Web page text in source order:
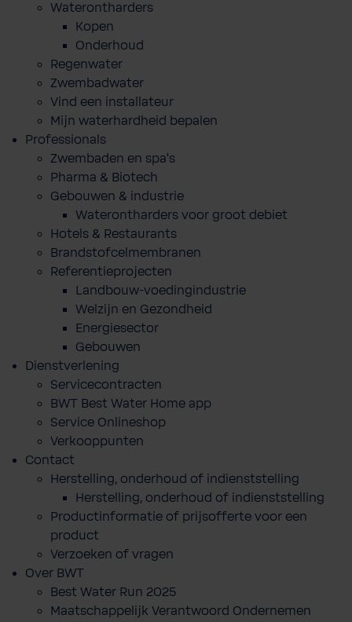
Waterontharders
Kopen
Onderhoud
Regenwater
Zwembadwater
Vind een installateur
Mijn waterhardheid bepalen
Professionals
Zwembaden en spa's
Pharma & Biotech
Gebouwen & industrie
Waterontharders voor groot debiet
Hotels & Restaurants
Brandstofcelmembranen
Referentieprojecten
Landbouw-voedingindustrie
Welzijn en Gezondheid
Energiesector
Gebouwen
Dienstverlening
Servicecontracten
BWT Best Water Home app
Service Onlineshop
Verkooppunten
Contact
Herstelling, onderhoud of indienststelling
Herstelling, onderhoud of indienststelling
Productinformatie of prijsofferte voor een
product
Verzoeken of vragen
Over BWT
Best Water Run 2025
Maatschappelijk Verantwoord Ondernemen